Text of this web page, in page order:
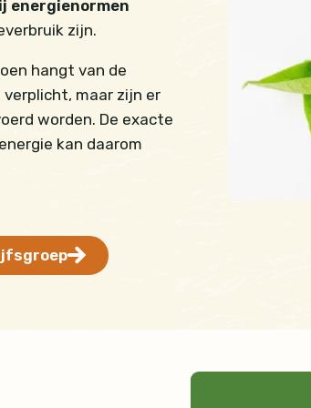
energienormen
zijn.
hangt van de
maar zijn er
worden. De exacte
kan daarom